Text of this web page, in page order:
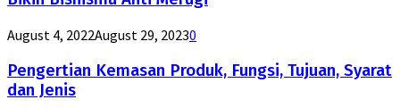
August 4, 2022August 29, 20230
Pengertian Kemasan Produk, Fungsi, Tujuan, Syarat
dan Jenis